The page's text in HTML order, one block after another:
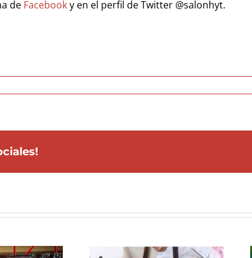
de Facebooky en el perfil de Twitter @salonhyt.